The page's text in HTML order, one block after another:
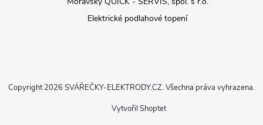
Elektrické podlahové topení
Vytvořil Shoptet
Copyright 2026 SVÁŘEČKY-ELEKTRODY.CZ. Všechna práva vyhrazena.